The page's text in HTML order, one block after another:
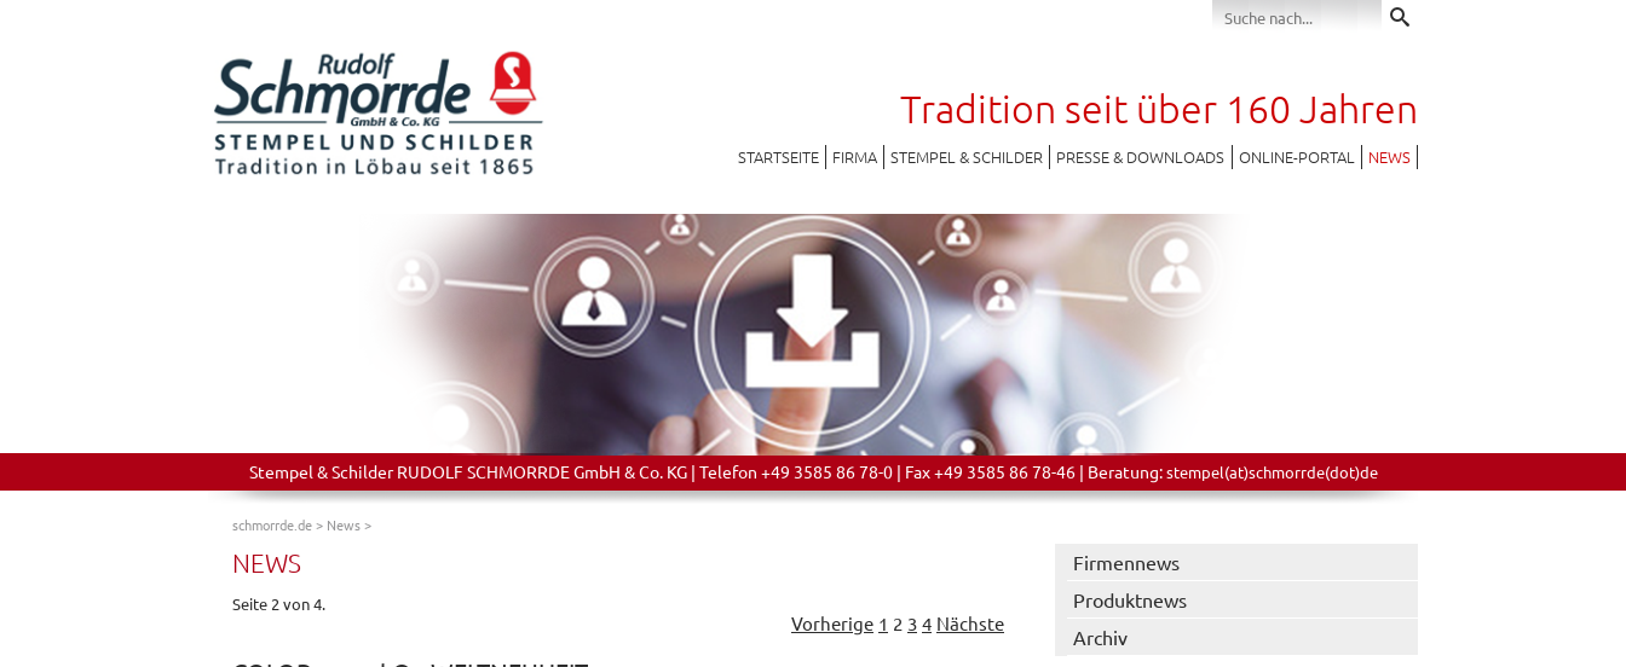
Tradition seit über 160 Jahren
STARTSEITE FIRMA STEMPEL & SCHILDER PRESSE & DOWNLOADS ONLINE-PORTAL NEWS
Stempel & Schilder RUDOLF SCHMORRDE GmbH & Co. KG | Telefon +49 3585 86 78-0 | Fax +49 3585 86 78-46 | Beratung:stempel(at)schmorrde(dot)de
schmorrde.de> News>
NEWS
Seite 2 von 4.
Vorherige 1 2 3 4 Nächste
Firmennews
Produktnews
Archiv